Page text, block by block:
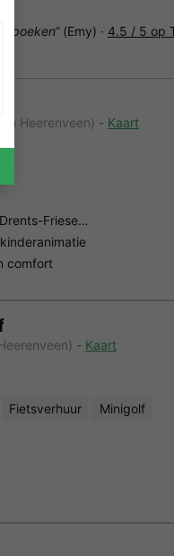
Heerenveen)
Kaart
Friese…
comfort
Kaart
Fietsverhuur Minigolf
boeken“(Emy) · 4.5 / 5 op